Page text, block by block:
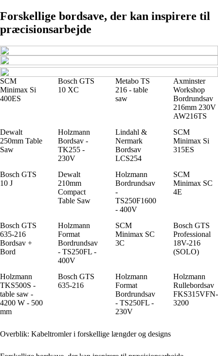
Forskellige bordsave, der kan inspirere til
præcisionsarbejde
SCM
Minimax Si
400ES
Bosch GTS
10 XC
Metabo TS
216 - table
saw
Axminster
Workshop
Bordrundsav
216mm 230V
AW216TS
Dewalt
250mm Table
Saw
Holzmann
Bordsav -
TK255 -
230V
Lindahl &
Nermark
Bordsav
LCS254
SCM
Minimax Si
315ES
Bosch GTS
10 J
Dewalt
210mm
Compact
Table Saw
Holzmann
Bordrundsav
-
TS250F1600
- 400V
SCM
Minimax SC
4E
Bosch GTS
635-216
Bordsav +
Bord
Holzmann
Format
Bordrundsav
- TS250FL -
400V
SCM
Minimax SC
3C
Bosch GTS
Professional
18V-216
(SOLO)
Holzmann
TKS500S -
table saw -
4200 W - 500
mm
Bosch GTS
635-216
Holzmann
Format
Bordrundsav
- TS250FL -
230V
Holzmann
Rullebordsav
FKS315VFN-
3200
Overblik: Kabeltromler i forskellige længder og designs